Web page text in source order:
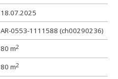
18.07.2025
AR-0553-1111588 (ch00290236)
80 m2
80 m2